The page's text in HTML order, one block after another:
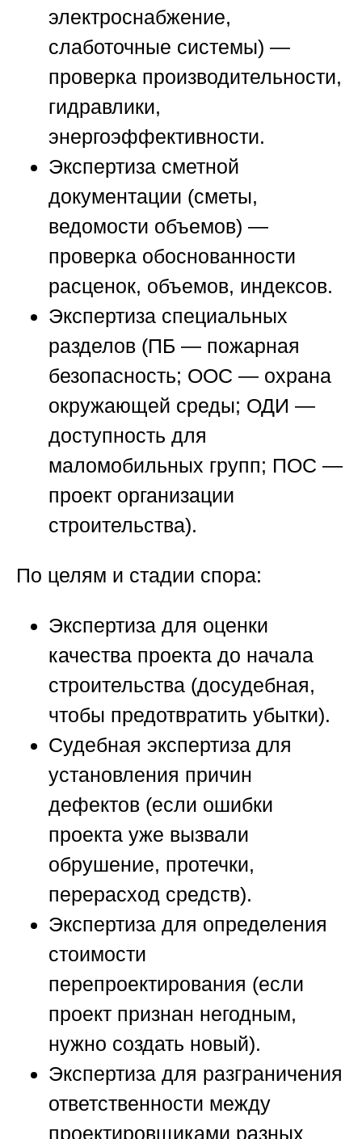
электроснабжение,
слаботочные системы) —
проверка производительности,
гидравлики,
энергоэффективности.
Экспертиза сметной
документации (сметы,
ведомости объемов) —
проверка обоснованности
расценок, объемов, индексов.
Экспертиза специальных
разделов (ПБ — пожарная
безопасность; ООС — охрана
окружающей среды; ОДИ —
доступность для
маломобильных групп; ПОС —
проект организации
строительства).
По целям и стадии спора:
Экспертиза для оценки
качества проекта до начала
строительства (досудебная,
чтобы предотвратить убытки).
Судебная экспертиза для
установления причин
дефектов (если ошибки
проекта уже вызвали
обрушение, протечки,
перерасход средств).
Экспертиза для определения
стоимости
перепроектирования (если
проект признан негодным,
нужно создать новый).
Экспертиза для разграничения
ответственности между
проектировщиками разных